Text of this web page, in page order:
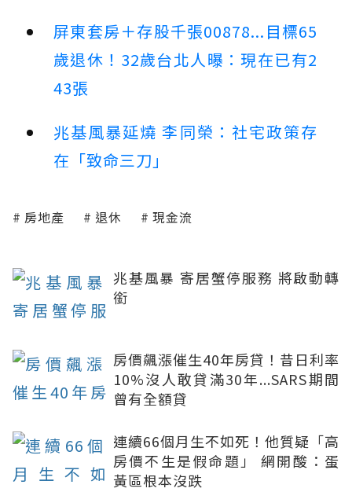
屏東套房＋存股千張00878...目標65
歲退休！32歲台北人曝：現在已有2
43張
兆基風暴延燒 李同榮：社宅政策存
在「致命三刀」
房地產 退休 現金流
兆基風暴 寄居蟹停服務 將啟動轉
銜
房價飆漲催生40年房貸！昔日利率
10%沒人敢貸滿30年...SARS期間
曾有全額貸
連續66個月生不如死！他質疑「高
房價不生是假命題」 網開酸：蛋
黃區根本沒跌